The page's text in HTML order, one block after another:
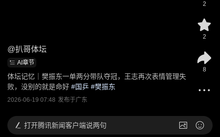
@扒哥体坛
AI章节
体坛记忆｜樊振东一单两分带队夺冠，王志再次表情管理失
败，没别的就是命好 #国乒 #樊振东
2026-06-19 07:48 发布于广东
2
2
8
打开腾讯新闻客户端说两句